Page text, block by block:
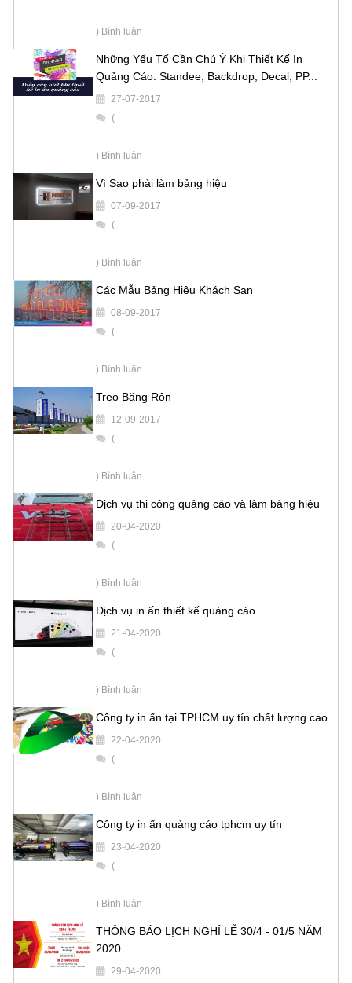
) Bình luận
Những Yếu Tố Cần Chú Ý Khi Thiết Kế In
Quảng Cáo: Standee, Backdrop, Decal, PP...
27-07-2017
(
) Bình luận
Vì Sao phải làm bảng hiệu
07-09-2017
(
) Bình luận
Các Mẫu Bảng Hiệu Khách Sạn
08-09-2017
(
) Bình luận
Treo Băng Rôn
12-09-2017
(
) Bình luận
Dịch vụ thi công quảng cáo và làm bảng hiệu
20-04-2020
(
) Bình luận
Dịch vụ in ấn thiết kế quảng cáo
21-04-2020
(
) Bình luận
Công ty in ấn tại TPHCM uy tín chất lượng cao
22-04-2020
(
) Bình luận
Công ty in ấn quảng cáo tphcm uy tín
23-04-2020
(
) Bình luận
THÔNG BÁO LỊCH NGHỈ LỄ 30/4 - 01/5 NĂM
2020
29-04-2020